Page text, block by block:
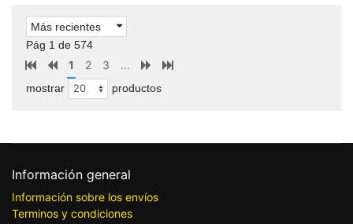
Más recientes
Pág 1 de 574
1 2 3 ...
mostrar productos
Información general
Información sobre los envíos
Terminos y condiciones